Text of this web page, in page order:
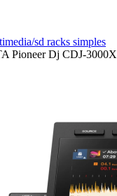
sd racks simples
Pioneer Dj CDJ-3000X